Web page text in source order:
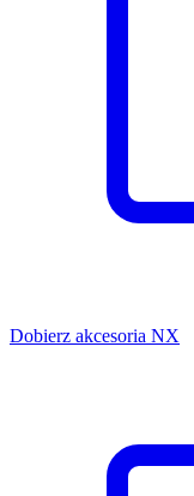
Dobierz akcesoria NX